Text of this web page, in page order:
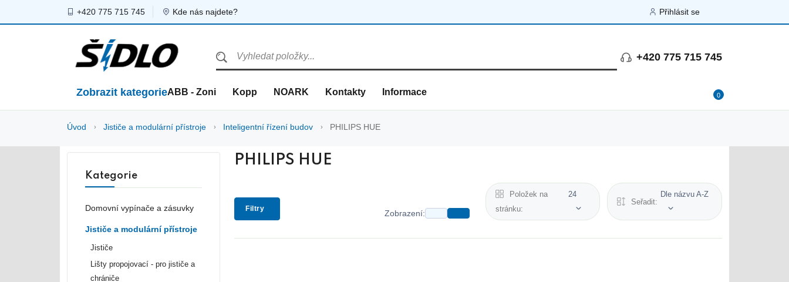
+420 775 715 745 Kde nás najdete? Přihlásit se
+420 775 715 745
Zobrazit kategorieABB - Zoni Kopp NOARK Kontakty Informace 0
Úvod Jističe a modulární přístroje Inteligentní řízení budov PHILIPS HUE
PHILIPS HUE
Filtry Zobrazení:
Položek na
stránku:
24
Seřadit:
Dle názvu A-Z
Kategorie
Domovní vypínače a zásuvky
Jističe a modulární přístroje
Jističe
Lišty propojovací - pro jističe a
chrániče